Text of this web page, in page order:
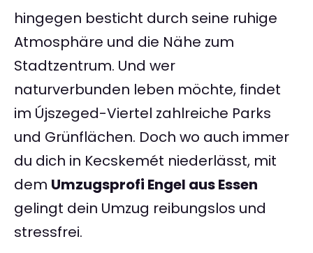
hingegen besticht durch seine ruhige
Atmosphäre und die Nähe zum
Stadtzentrum. Und wer
naturverbunden leben möchte, findet
im Újszeged-Viertel zahlreiche Parks
und Grünflächen. Doch wo auch immer
du dich in Kecskemét niederlässt, mit
dem Umzugsprofi Engel aus Essen
gelingt dein Umzug reibungslos und
stressfrei.